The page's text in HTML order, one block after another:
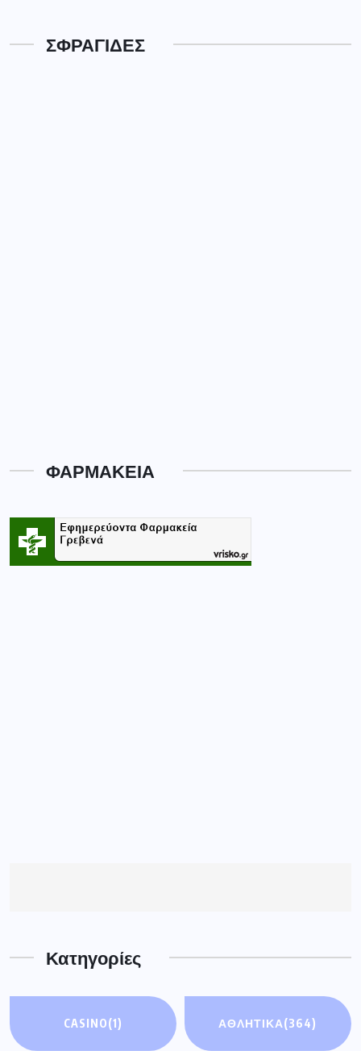
ΣΦΡΑΓΙΔΕΣ
ΦΑΡΜΑΚΕΙΑ
Κατηγορίες
CASINO(1) ΑΘΛΗΤΙΚΑ(364)